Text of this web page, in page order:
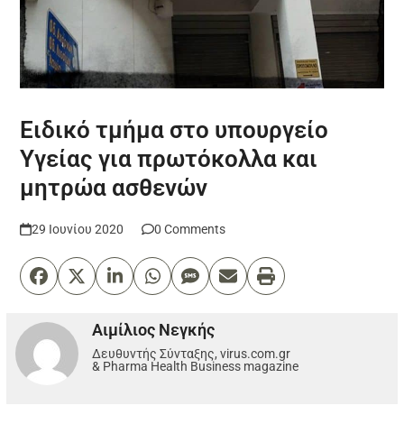
Ειδικό τμήμα στο υπουργείο
Υγείας για πρωτόκολλα και
μητρώα ασθενών
29 Ιουνίου 2020 0 Comments
Αιμίλιος Νεγκής
Δευθυντής Σύνταξης, virus.com.gr
& Pharma Health Business magazine